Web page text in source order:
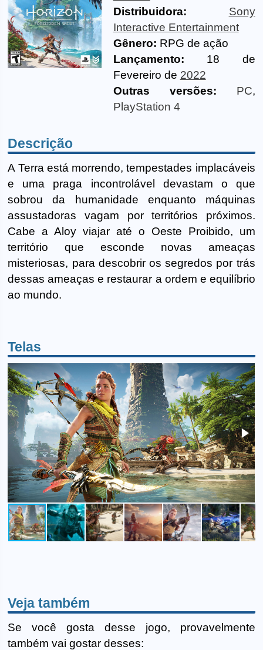
Distribuidora:
Sony
Interactive Entertainment
Gênero: RPG de ação
Lançamento: 18 de
Fevereiro de 2022
Outras versões:
PC,
PlayStation 4
Descrição
A Terra está morrendo, tempestades implacáveis
e uma praga incontrolável devastam o que
sobrou da humanidade enquanto máquinas
assustadoras vagam por territórios próximos.
Cabe a Aloy viajar até o Oeste Proibido, um
território que esconde novas ameaças
misteriosas, para descobrir os segredos por trás
dessas ameaças e restaurar a ordem e equilíbrio
ao mundo.
Telas
Veja também
Se você gosta desse jogo, provavelmente
também vai gostar desses: